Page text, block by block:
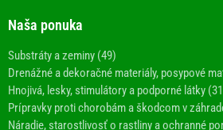
Naša ponuka
Substráty a zeminy (49)
Drenážné a dekoračné materiály, posypové
Hnojivá, lesky, stimulátory a podporné látky
Prípravky proti chorobám a škodcom v
Náradie, starostlivosť o rastliny a ochranné